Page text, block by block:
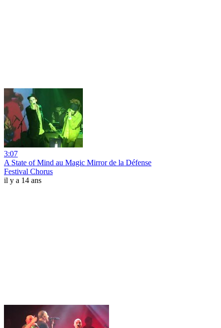
3:07
A State of Mind au Magic Mirror de la Défense
Festival Chorus
il y a 14 ans